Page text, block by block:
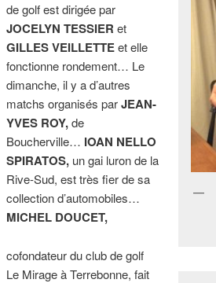
de golf est dirigée par
JOCELYN TESSIER et
GILLES VEILLETTEet elle
fonctionne rondement… Le
dimanche, il y a d’autres
matchs organisés parJEAN-
YVES ROY,de
Boucherville… IOAN NELLO
SPIRATOS, un gai luron de la
Rive-Sud, est très fier de sa
collection d’automobiles…
MICHEL DOUCET,
cofondateur du club de golf
Le Mirage à Terrebonne, fait